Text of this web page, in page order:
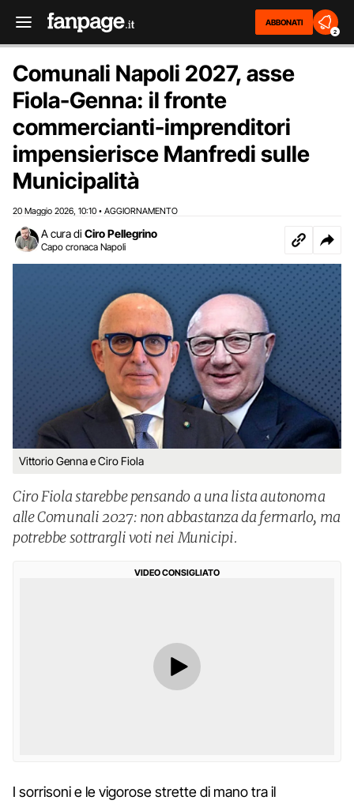
ABBONATI
2
Comunali Napoli 2027, asse
Fiola-Genna: il fronte
commercianti-imprenditori
impensierisce Manfredi sulle
Municipalità
20 Maggio 2026 10:10 • AGGIORNAMENTO
A cura di Ciro Pellegrino
Capo cronaca Napoli
Vittorio Genna e Ciro Fiola
Ciro Fiola starebbe pensando a una lista autonoma
alle Comunali 2027: non abbastanza da fermarlo, ma
potrebbe sottrargli voti nei Municipi.
VIDEO CONSIGLIATO
I sorrisoni e le vigorose strette di mano tra il